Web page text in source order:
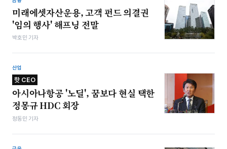
미래에셋자산운용, 고객 펀드 의결권
'임의 행사' 해프닝 전말
박호민 기자
산업
핫 CEO
아시아나항공 '노딜', 꿈보다 현실 택한
정몽규 HDC 회장
정동민 기자